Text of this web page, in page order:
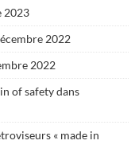
2023
2022
2022
of safetydans
« made in